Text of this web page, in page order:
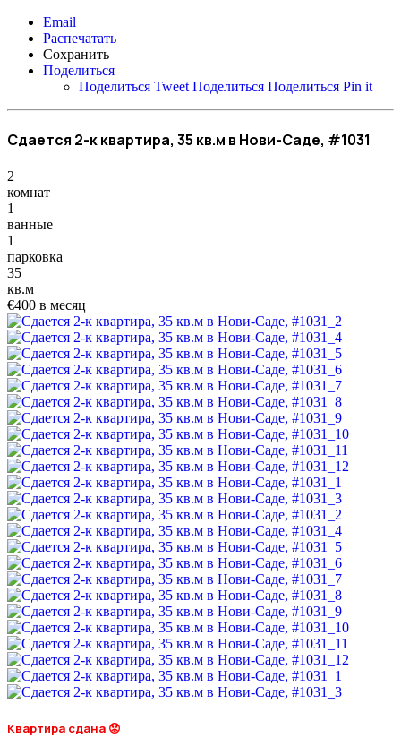
Email
Распечатать
Сохранить
Поделиться
Поделиться Tweet Поделиться Поделиться Pin it
Сдается 2-к квартира, 35 кв.м в Нови-Саде, #1031
2
комнат
1
ванные
1
парковка
35
кв.м
€400 в месяц
Квартира сдана 😟